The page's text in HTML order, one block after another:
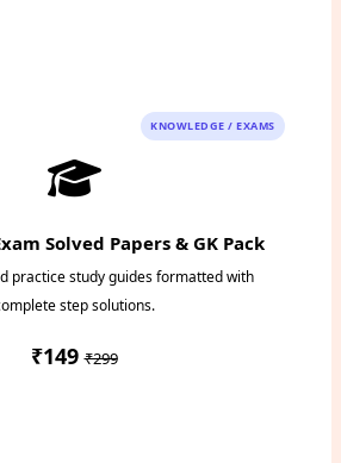
KNOWLEDGE / EXAMS
Solved Papers & GK Pack
practice study guides formatted with
step solutions.
₹149₹299